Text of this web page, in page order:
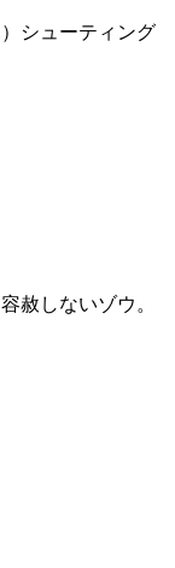
シューティング
赦しないゾウ。